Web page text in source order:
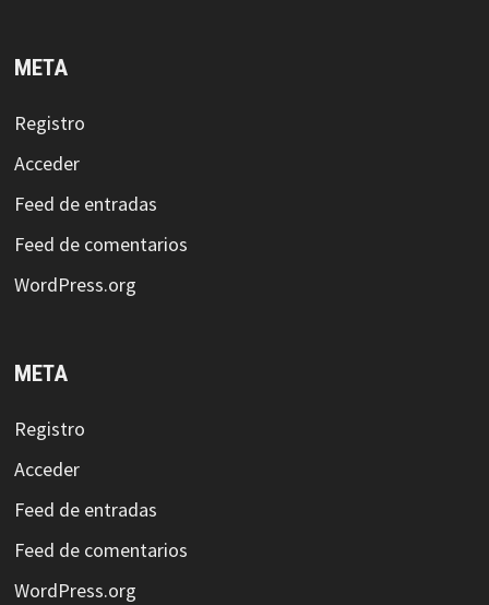
META
Registro
Acceder
Feed de entradas
Feed de comentarios
WordPress.org
META
Registro
Acceder
Feed de entradas
Feed de comentarios
WordPress.org